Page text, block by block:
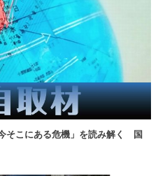
そこにある危機」を読み解く 国